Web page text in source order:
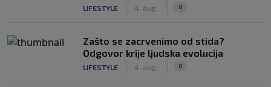
LIFESTYLE 4. aug. 0
Zašto se zacrvenimo od stida?
Odgovor krije ljudska evolucija
LIFESTYLE 4. aug. 0